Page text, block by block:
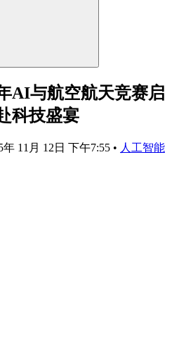
AI与航空航天竞赛启
科技盛宴
年 11月 12日 下午7:55 • 人工智能